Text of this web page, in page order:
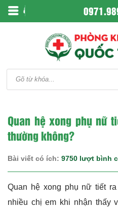
Quan hệ xong phụ nữ
thường không?
Bài viết có ích: 9750 lượt bình
Quan hệ xong phụ nữ tiết
nhiều chị em khi nhận thấy